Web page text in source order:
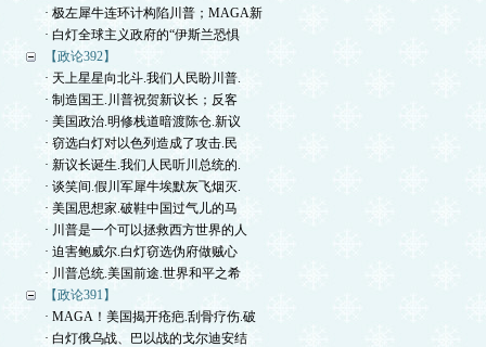
· 极左犀牛连环计构陷川普；MAGA新
· 白灯全球主义政府的“伊斯兰恐惧
【政论392】
· 天上星星向北斗.我们人民盼川普.
· 制造国王.川普祝贺新议长；反客
· 美国政治.明修栈道暗渡陈仓.新议
· 窃选白灯对以色列造成了攻击.民
· 新议长诞生.我们人民听川总统的.
· 谈笑间.假川军犀牛埃默灰飞烟灭.
· 美国思想家.破鞋中国过气儿的马
· 川普是一个可以拯救西方世界的人
· 迫害鲍威尔.白灯窃选伪府做贼心
· 川普总统.美国前途.世界和平之希
【政论391】
· MAGA！美国揭开疮疤.刮骨疗伤.破
· 白灯俄乌战、巴以战的戈尔迪安结